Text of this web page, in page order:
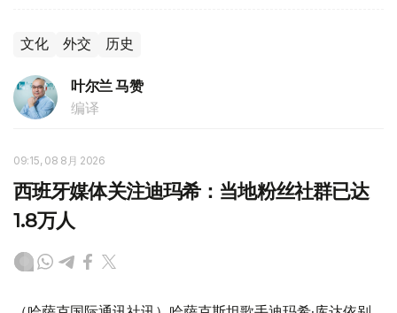
文化 外交 历史
叶尔兰 马赞
编译
09:15, 08 8月 2026
西班牙媒体关注迪玛希：当地粉丝社群已达
1.8万人